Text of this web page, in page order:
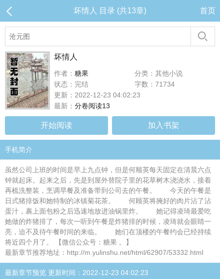
坏情人 目录 (共13章) 首页
坏情人
作者： 糖果
分类：其他小说
状态：完结
字数：71734
更新：2022-12-23 04:02:23
最新： 分卷阅读13
开始阅读 加入书架
手机简介
虽然公司上班的时间是早上九点钟，但是何顺英每天固定在清晨六点
钟就起床。起来之后，先是到屋外替院子里的花草树木浇浇水，接着
再梳洗整装，烹调早餐及准备带到公司去的午餐。 今天的午餐是
日式猪排饭和她特制的冰镇菊花茶。 何顾英将腌好的肉片沾了沾
蛋汁，裹上面包粉之后迅速地放进油锅里炸。 她记得凌琦最爱吃
她做的炸猪排了，每次一听到午餐是炸猪排的时候，凌琦就会眼睛一
亮，迫不及待午餐时间的来临。 她们在顶楼的午餐约会已经持续
将近四个月了。 【微信公众号：糖果 。】
最新章节推荐地址：http://m.yulinshu.net/html/62907/53332.html
最新章节预览 更新时间：2022-12-23 04:02:23